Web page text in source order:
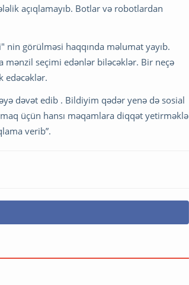
açıqlamayıb. Botlar və robotlardan
nin görülməsi haqqında məlumat yayıb.
mənzil seçimi edənlər biləcəklər. Bir neçə
edəcəklər.
dəvət edib . Bildiyim qədər yenə də sosial
üçün hansı məqamlara diqqət yetirməklə
verib”.